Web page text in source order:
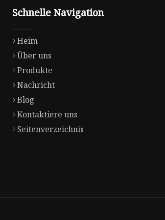
Schnelle Navigation
Heim
Über uns
Produkte
Nachricht
Blog
Kontaktiere uns
Seitenverzeichnis